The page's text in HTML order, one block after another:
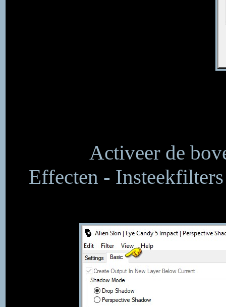
Activeer de
Effecten -